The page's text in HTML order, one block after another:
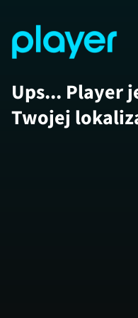
Ups... Player
Twojej